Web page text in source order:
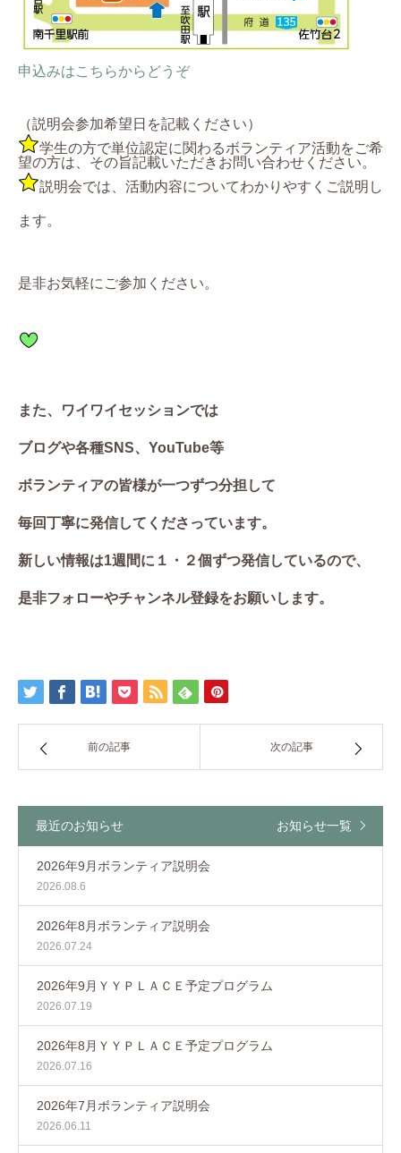
申込みはこちらからどうぞ
（説明会参加希望日を記載ください）
学生の方で単位認定に関わるボランティア活動をご希
望の方は、その旨記載いただきお問い合わせください。
説明会では、活動内容についてわかりやすくご説明し
ます。
是非お気軽にご参加ください。
また、ワイワイセッションでは
ブログや各種SNS、YouTube等
ボランティアの皆様が一つずつ分担して
毎回丁寧に発信してくださっています。
新しい情報は1週間に１・２個ずつ発信しているので、
是非フォローやチャンネル登録をお願いします。
前の記事 次の記事
最近のお知らせ お知らせ一覧
2026年9月ボランティア説明会
2026.08.6
2026年8月ボランティア説明会
2026.07.24
2026年9月ＹＹＰＬＡＣＥ予定プログラム
2026.07.19
2026年8月ＹＹＰＬＡＣＥ予定プログラム
2026.07.16
2026年7月ボランティア説明会
2026.06.11